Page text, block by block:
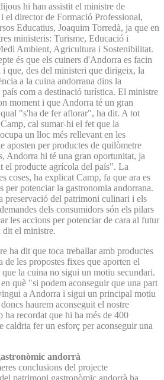
hi han assistit el ministre de
el director de Formació Professional,
Educatius, Joaquim Torredà, ja que en
ministeris: Turisme, Educació i
Ambient, Agricultura i Sostenibilitat.
és que els cuiners d'Andorra es facin
que, des del ministeri que dirigeix, la
a la cuina andorrana dins la
com a destinació turística. El ministre
moment i que Andorra té un gran
"s'ha de fer aflorar", ha dit. A tot
cal sumar-hi el fet que la
un lloc més rellevant en les
aposten per productes de quilòmetre
Andorra hi té una gran oportunitat, ja
el producte agrícola del país". La
coses, ha explicat Camp, fa que ara es
per potenciar la gastronomia andorrana.
preservació del patrimoni culinari i els
dels consumidors són els pilars
les accions per potenciar de cara al futur
dit el ministre.
ha dit que toca treballar amb productes
de les propostes fixes que aporten el
la cuina no sigui un motiu secundari.
què "si podem aconseguir que una part
a Andorra i sigui un principal motiu
haurem aconseguit el nostre
recordat que hi ha més de 400
caldria fer un esforç per aconseguir una
andorrà
conclusions del projecte
patrimoni gastronòmic andorrà ha